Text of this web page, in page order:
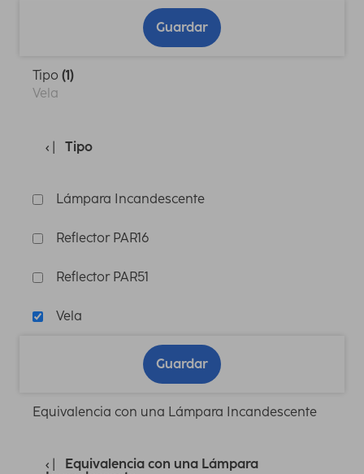
Guardar
Tipo (1)
Vela
Tipo
Lámpara Incandescente
Reflector PAR16
Reflector PAR51
Vela
Guardar
Equivalencia con una Lámpara Incandescente
Equivalencia con una Lámpara